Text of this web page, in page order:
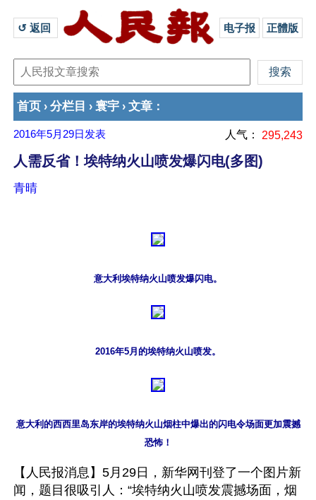
↺ 返回 电子报 正體版
首页 › 分栏目 › 寰宇 › 文章 ：
2016年5月29日 发表 人气： 295,243
人需反省！埃特纳火山喷发爆闪电(多图)
青晴
意大利埃特纳火山喷发爆闪电。
2016年5月的埃特纳火山喷发。
意大利的西西里岛东岸的埃特纳火山烟柱中爆出的闪电令场面更加震撼
恐怖！
【人民报消息】5月29日，新华网刊登了一个图片新
闻，题目很吸引人：“埃特纳火山喷发震撼场面，烟